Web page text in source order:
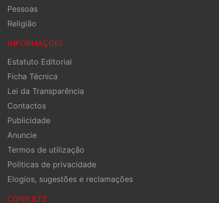
Pessoas
Religião
INFORMAÇÕES
Estatuto Editorial
Ficha Técnica
Lei da Transparência
Contactos
Publicidade
Anuncie
Termos de utilização
Políticas de privacidade
Elogios, sugestões e reclamações
CONSULTE